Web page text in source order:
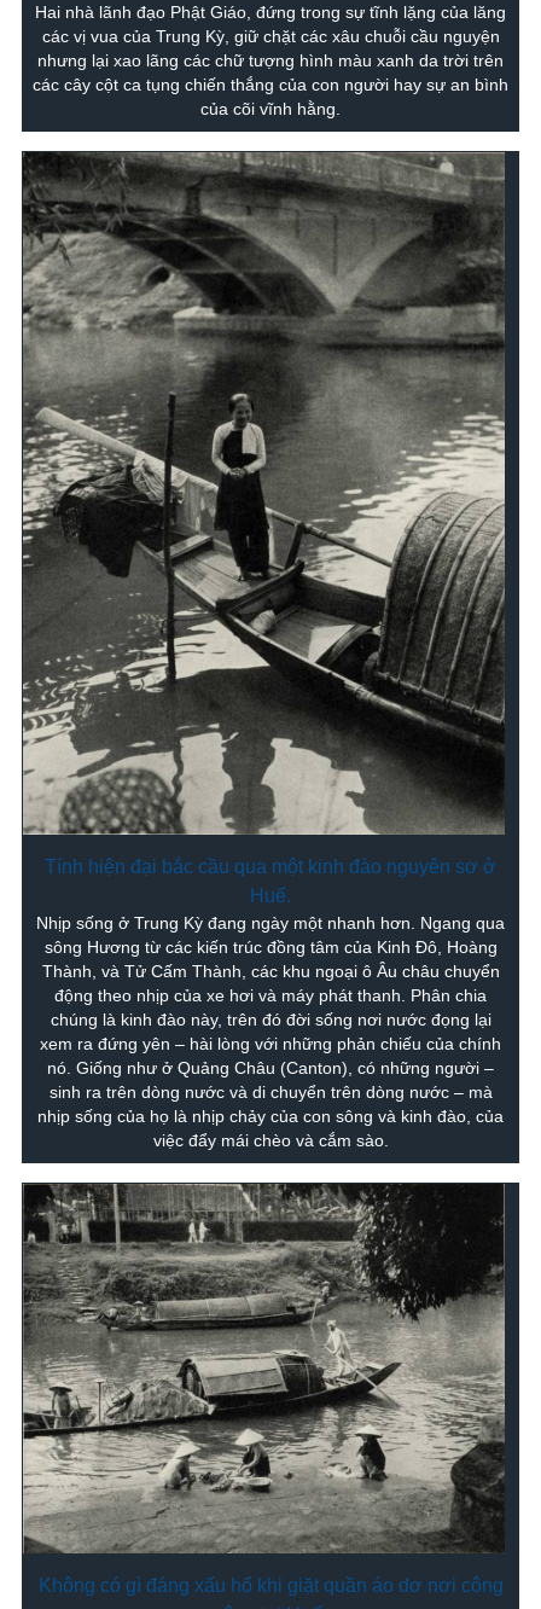
Hai nhà lãnh đạo Phật Giáo, đứng trong sự tĩnh lặng của lăng
các vị vua của Trung Kỳ, giữ chặt các xâu chuỗi cầu nguyện
nhưng lại xao lãng các chữ tượng hình màu xanh da trời trên
các cây cột ca tụng chiến thắng của con người hay sự an bình
của cõi vĩnh hằng.
Tính hiện đại bắc cầu qua một kinh đào nguyên sơ ở
Huế.
Nhịp sống ở Trung Kỳ đang ngày một nhanh hơn. Ngang qua
sông Hương từ các kiến trúc đồng tâm của Kinh Đô, Hoàng
Thành, và Tử Cấm Thành, các khu ngoại ô Âu châu chuyển
động theo nhịp của xe hơi và máy phát thanh. Phân chia
chúng là kinh đào này, trên đó đời sống nơi nước đọng lại
xem ra đứng yên – hài lòng với những phản chiếu của chính
nó. Giống như ở Quảng Châu (Canton), có những người –
sinh ra trên dòng nước và di chuyển trên dòng nước – mà
nhịp sống của họ là nhịp chảy của con sông và kinh đào, của
việc đẩy mái chèo và cắm sào.
Không có gì đáng xấu hổ khi giặt quần áo dơ nơi công